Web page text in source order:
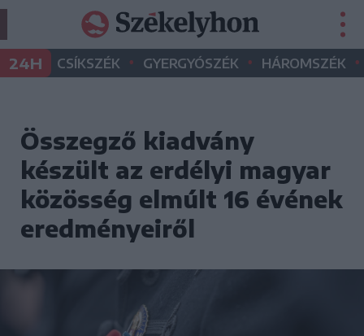
24H CSÍKSZÉK • GYERGYÓSZÉK • HÁROMSZÉK •
Összegző kiadvány
készült az erdélyi magyar
közösség elmúlt 16 évének
eredményeiről